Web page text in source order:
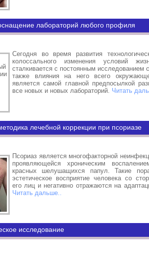
лабораторий любого профиля
Сегодня во время развития
колоссального изменения условий
сталкивается с постоянным исследованием
также влияния на него всего
является самой главной предпосылкой
все новых и новых лабораторий. Читать
лечебной коррекции при псориазе
Псориаз является многофакторной
проявляющейся хроническим
красных шелушащихся папул. Такие
эстетическое восприятие человека со
его лиц и негативно отражаются на
Читать дальше..
исследование